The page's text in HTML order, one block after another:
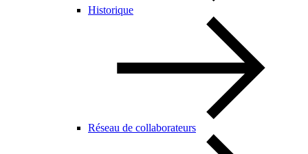
Historique
Réseau de collaborateurs